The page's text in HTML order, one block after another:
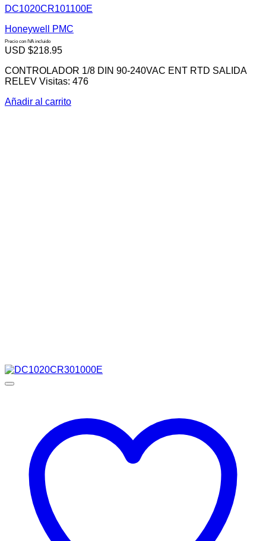
DC1020CR101100E
Honeywell PMC
Precio con IVA incluido
USD $218.95
CONTROLADOR 1/8 DIN 90-240VAC ENT RTD SALIDA
RELEV Visitas: 476
Añadir al carrito